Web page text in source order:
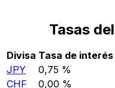
Tasas
Divisa Tasa de interés
JPY
0,75 %
CHF
0,00 %